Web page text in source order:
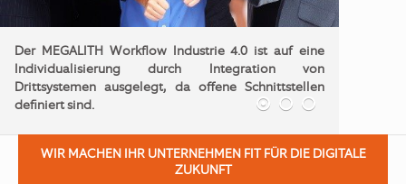
Unser Produkt ist nicht unsere Grenze! Die
Integration von Drittsystemen per offener API
Schnittstelle eröffnet ungeahnte Möglichkeiten.
WIR MACHEN IHR UNTERNEHMEN FIT FÜR DIE DIGITALE
ZUKUNFT